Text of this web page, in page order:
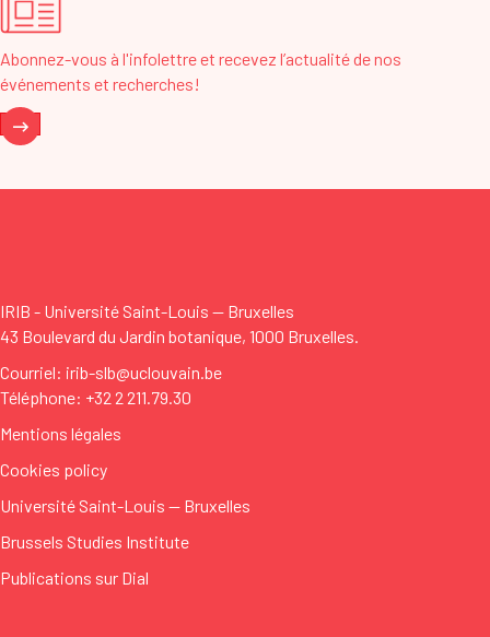
Abonnez-vous à l'infolettre et recevez l’actualité de nos
événements et recherches!
IRIB - Université Saint-Louis — Bruxelles
43 Boulevard du Jardin botanique, 1000 Bruxelles.
Courriel: irib-slb@uclouvain.be
Téléphone: +32 2 211.79.30
Mentions légales
Cookies policy
Université Saint-Louis — Bruxelles
Brussels Studies Institute
Publications sur Dial